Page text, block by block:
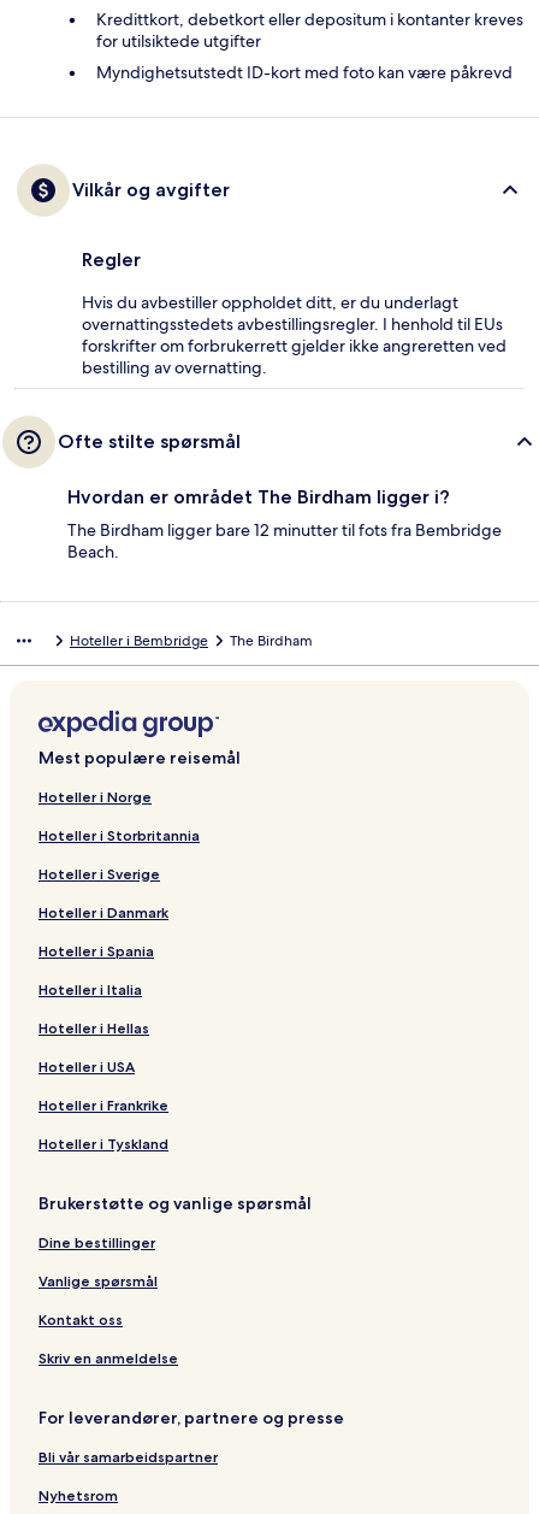
Kredittkort, debetkort eller depositum i kontanter kreves
for utilsiktede utgifter
Myndighetsutstedt ID-kort med foto kan være påkrevd
Vilkår og avgifter
Regler
Hvis du avbestiller oppholdet ditt, er du underlagt
overnattingsstedets avbestillingsregler. I henhold til EUs
forskrifter om forbrukerrett gjelder ikke angreretten ved
bestilling av overnatting.
Ofte stilte spørsmål
Hvordan er området The Birdham ligger i?
The Birdham ligger bare 12 minutter til fots fra Bembridge
Beach.
Hoteller i Bembridge The Birdham
Mest populære reisemål
Hoteller i Norge
Hoteller i Storbritannia
Hoteller i Sverige
Hoteller i Danmark
Hoteller i Spania
Hoteller i Italia
Hoteller i Hellas
Hoteller i USA
Hoteller i Frankrike
Hoteller i Tyskland
Brukerstøtte og vanlige spørsmål
Dine bestillinger
Vanlige spørsmål
Kontakt oss
Skriv en anmeldelse
For leverandører, partnere og presse
Bli vår samarbeidspartner
Nyhetsrom